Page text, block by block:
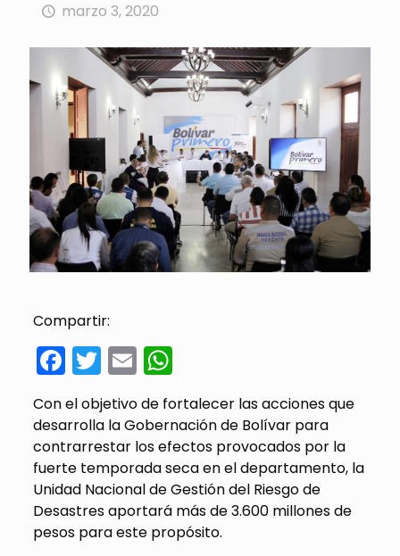
marzo 3, 2020
Compartir:
Facebook
Twitter
EmailWhatsApp
Con el objetivo de fortalecer las acciones que
desarrolla la Gobernación de Bolívar para
contrarrestar los efectos provocados por la
fuerte temporada seca en el departamento, la
Unidad Nacional de Gestión del Riesgo de
Desastres aportará más de 3.600 millones de
pesos para este propósito.